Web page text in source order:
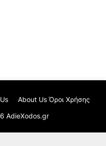
AdieXodos.gr
About Us Όροι Χρήσης